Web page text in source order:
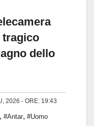
tragico
dello
2026 - ORE: 19:43
, #Antar, #Uomo